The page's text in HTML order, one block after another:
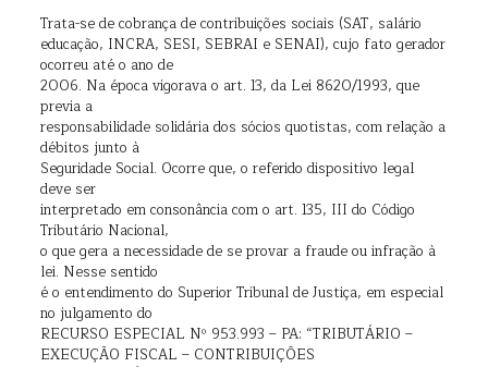
Trata-se de cobrança de contribuições sociais (SAT, salário
educação, INCRA, SESI, SEBRAI e SENAI), cujo fato gerador
ocorreu até o ano de
2006. Na época vigorava o art. 13, da Lei 8620/1993, que
previa a
responsabilidade solidária dos sócios quotistas, com relação a
débitos junto à
Seguridade Social. Ocorre que, o referido dispositivo legal
deve ser
interpretado em consonância com o art. 135, III do Código
Tributário Nacional,
o que gera a necessidade de se provar a fraude ou infração à
lei. Nesse sentido
é o entendimento do Superior Tribunal de Justiça, em especial
no julgamento do
RECURSO ESPECIAL Nº 953.993 – PA: “TRIBUTÁRIO –
EXECUÇÃO FISCAL – CONTRIBUIÇÕES